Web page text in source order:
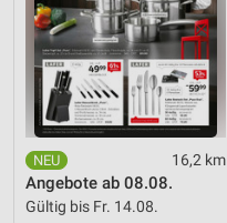
16,2 km
Angebote ab 08.08.
Gültig bis Fr. 14.08.